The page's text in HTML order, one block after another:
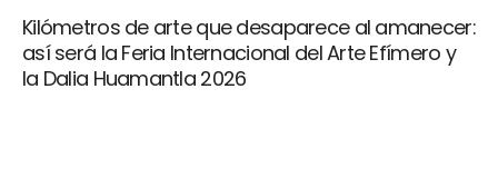
Kilómetros de arte que desaparece al amanecer:
así será la Feria Internacional del Arte Efímero y
la Dalia Huamantla 2026